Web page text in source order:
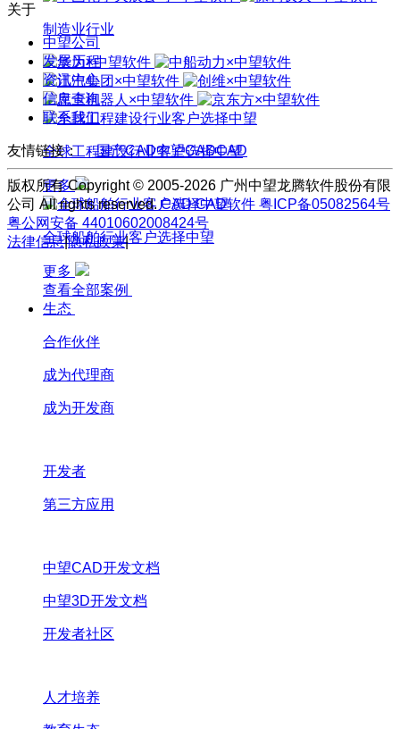
制造业行业
全球工程建设行业客户选择中望
更多
全球船舶行业客户选择中望
更多
查看全部案例
生态
合作伙伴
成为代理商
成为开发商
开发者
第三方应用
中望CAD开发文档
中望3D开发文档
开发者社区
人才培养
关于
中望公司
发展历程
资讯中心
信息查询
联系我们
友情链接： 国产CAD中望CADCAD
版权所有 Copyright © 2005-2026 广州中望龙腾软件股份有限
公司 All rights reserved. CADCAD软件 粤ICP备05082564号
粤公网安备 44010602008424号
法律信息|隐私政策|